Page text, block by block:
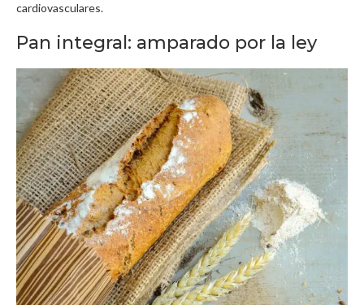
cardiovasculares.
Pan integral: amparado por la ley